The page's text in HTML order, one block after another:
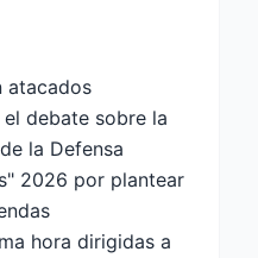
atacados
debate sobre la
la Defensa
2026 por plantear
hora dirigidas a